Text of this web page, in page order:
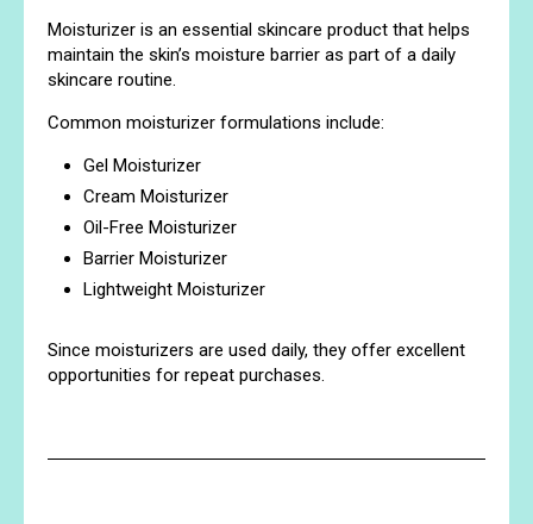
Moisturizer is an essential skincare product that helps
maintain the skin’s moisture barrier as part of a daily
skincare routine.
Common moisturizer formulations include:
Gel Moisturizer
Cream Moisturizer
Oil-Free Moisturizer
Barrier Moisturizer
Lightweight Moisturizer
Since moisturizers are used daily, they offer excellent
opportunities for repeat purchases.